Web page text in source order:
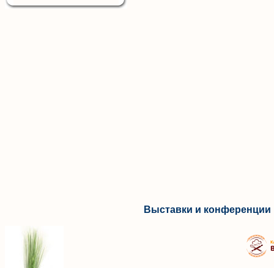
Выставки и конференции